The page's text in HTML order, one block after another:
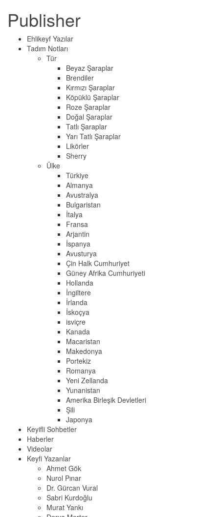
Publisher
Ehlikeyf Yazılar
Tadım Notları
Tür
Beyaz Şaraplar
Brendiler
Kırmızı Şaraplar
Köpüklü Şaraplar
Roze Şaraplar
Doğal Şaraplar
Tatlı Şaraplar
Yarı Tatlı Şaraplar
Likörler
Sherry
Ülke
Türkiye
Almanya
Avustralya
Bulgaristan
İtalya
Fransa
Arjantin
İspanya
Avusturya
Çin Halk Cumhuriyet
Güney Afrika Cumhuriyeti
Hollanda
İngiltere
İrlanda
İskoçya
isviçre
Kanada
Macaristan
Makedonya
Portekiz
Romanya
Yeni Zellanda
Yunanistan
Amerika Birleşik Devletleri
Şili
Japonya
Keyifli Sohbetler
Haberler
Videolar
Keyfi Yazanlar
Ahmet Gök
Nurol Pınar
Dr. Gürcan Vural
Sabri Kurdoğlu
Murat Yankı